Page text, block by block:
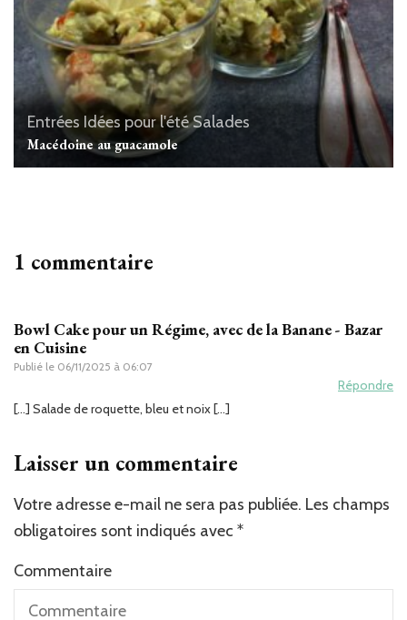
Entrées Idées pour l'étéSalades
Macédoine au guacamole
1 commentaire
Bowl Cake pour un Régime, avec de la Banane - Bazar
en Cuisine
Publié le 06/11/2025 à 06:07
Répondre
[…] Salade de roquette, bleu et noix […]
Laisser un commentaire
Votre adresse e-mail ne sera pas publiée. Les champs
obligatoires sont indiqués avec *
Commentaire